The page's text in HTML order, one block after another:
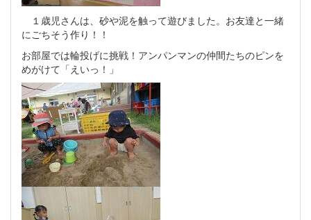
１歳児さんは、砂や泥を触って遊びました。お友達と一緒
にごちそう作り！！
お部屋では輪投げに挑戦！アンパンマンの仲間たちのピンを
めがけて「えいっ！」